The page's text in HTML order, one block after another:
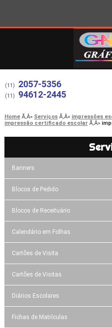
(11) 2057-5356
(11) 94612-2445
Home Serviços
impressões
impressão certificado escolar
Banners
Blocos de Pedido
Blocos de Receituário
Calendário em Folhas
Cartões de Visita
Cartões de Visitas
Diários Escolares
Fichas de Matrículas